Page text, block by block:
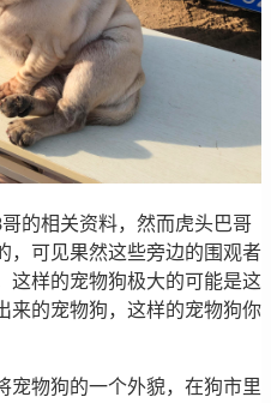
的相关资料，然而虎头巴哥
，可见果然这些旁边的围观者
这样的宠物狗极大的可能是这
来的宠物狗，这样的宠物狗你
宠物狗的一个外貌，在狗市里